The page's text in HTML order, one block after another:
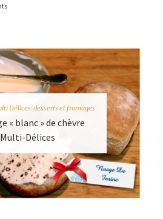
Délices: desserts et fromages
« blanc » de chèvre
Multi-Délices